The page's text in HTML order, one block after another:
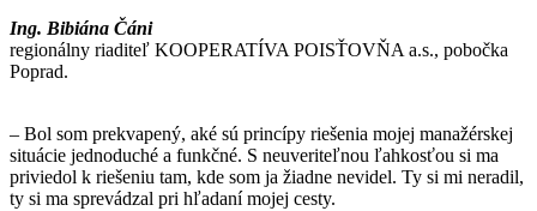
Ing. Bibiána Čáni
regionálny riaditeľ KOOPERATÍVA POISŤOVŇA a.s., pobočka
Poprad.
– Bol som prekvapený, aké sú princípy riešenia mojej manažérskej
situácie jednoduché a funkčné. S neuveriteľnou ľahkosťou si ma
priviedol k riešeniu tam, kde som ja žiadne nevidel. Ty si mi neradil,
ty si ma sprevádzal pri hľadaní mojej cesty.